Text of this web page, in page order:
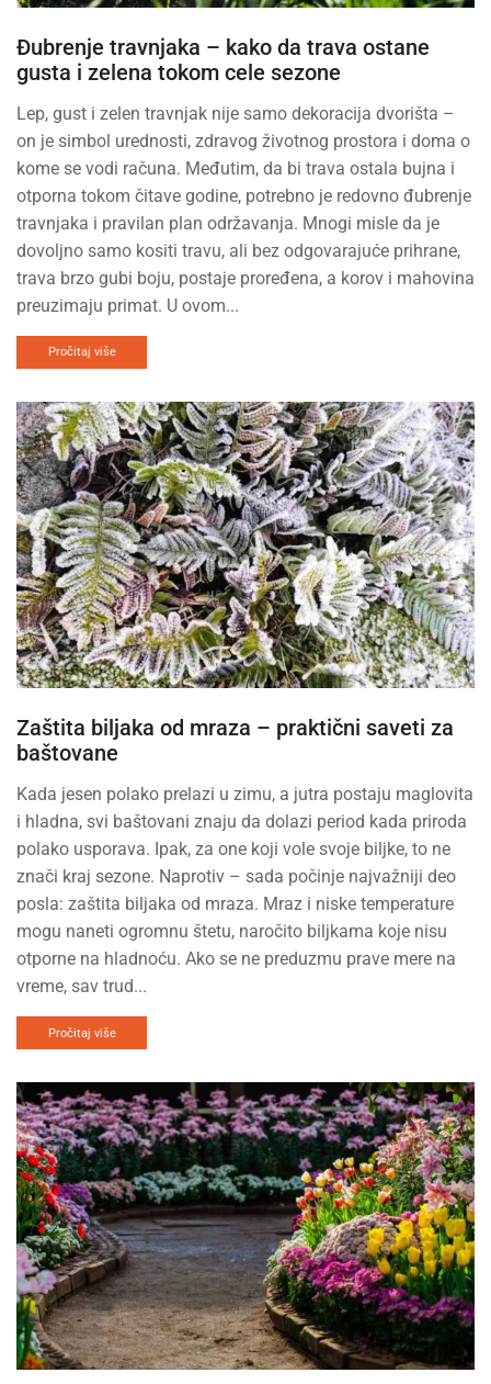
Đubrenje travnjaka – kako da trava ostane
gusta i zelena tokom cele sezone
Lep, gust i zelen travnjak nije samo dekoracija dvorišta –
on je simbol urednosti, zdravog životnog prostora i doma o
kome se vodi računa. Međutim, da bi trava ostala bujna i
otporna tokom čitave godine, potrebno je redovno đubrenje
travnjaka i pravilan plan održavanja. Mnogi misle da je
dovoljno samo kositi travu, ali bez odgovarajuće prihrane,
trava brzo gubi boju, postaje proređena, a korov i mahovina
preuzimaju primat. U ovom...
Pročitaj više
Zaštita biljaka od mraza – praktični saveti za
baštovane
Kada jesen polako prelazi u zimu, a jutra postaju maglovita
i hladna, svi baštovani znaju da dolazi period kada priroda
polako usporava. Ipak, za one koji vole svoje biljke, to ne
znači kraj sezone. Naprotiv – sada počinje najvažniji deo
posla: zaštita biljaka od mraza. Mraz i niske temperature
mogu naneti ogromnu štetu, naročito biljkama koje nisu
otporne na hladnoću. Ako se ne preduzmu prave mere na
vreme, sav trud...
Pročitaj više